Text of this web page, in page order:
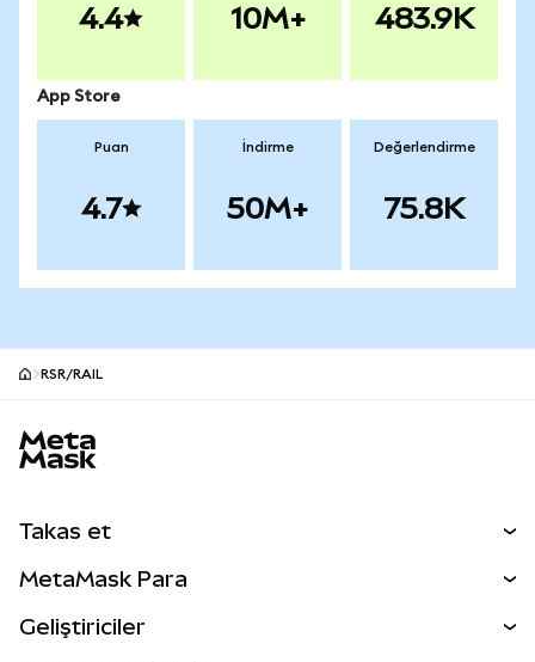
4.4 10M+ 483.9K
App Store
Puan
4.7
İndirme
50M+
Değerlendirme
75.8K
RSR/RAIL
Takas et
Perps
MetaMask Para
Geliştiriciler